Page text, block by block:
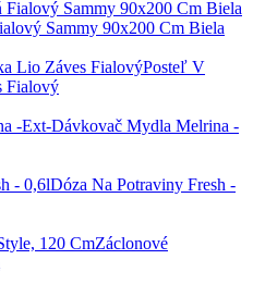
Sammy 90x200 Cm Biela
Posteľ V
Fialový
Dávkovač Mydla Melrina -
Dóza Na Potraviny Fresh -
Záclonové